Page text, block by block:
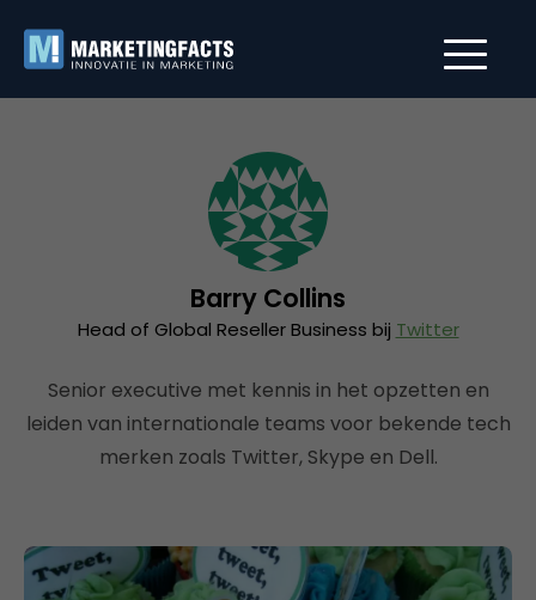
Barry Collins
Head of Global Reseller Business bij Twitter
Senior executive met kennis in het opzetten en
leiden van internationale teams voor bekende tech
merken zoals Twitter, Skype en Dell.